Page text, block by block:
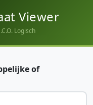
Viewer
Logisch
of